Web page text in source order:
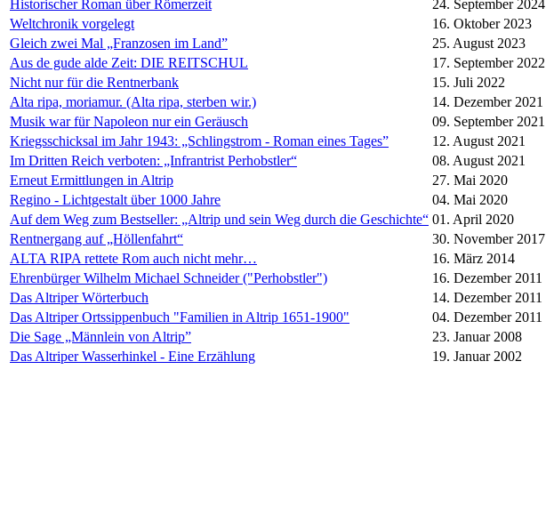
Historischer Roman über Römerzeit
24. September 2024
Weltchronik vorgelegt
16. Oktober 2023
Gleich zwei Mal „Franzosen im Land”
25. August 2023
Aus de gude alde Zeit: DIE REITSCHUL
17. September 2022
Nicht nur für die Rentnerbank
15. Juli 2022
Alta ripa, moriamur. (Alta ripa, sterben wir.)
14. Dezember 2021
Musik war für Napoleon nur ein Geräusch
09. September 2021
Kriegsschicksal im Jahr 1943: „Schlingstrom - Roman eines Tages”
12. August 2021
Im Dritten Reich verboten: „Infrantrist Perhobstler“
08. August 2021
Erneut Ermittlungen in Altrip
27. Mai 2020
Regino - Lichtgestalt über 1000 Jahre
04. Mai 2020
Auf dem Weg zum Bestseller: „Altrip und sein Weg durch die Geschichte“ 01. April 2020
Rentnergang auf „Höllenfahrt“
30. November 2017
ALTA RIPA rettete Rom auch nicht mehr…
16. März 2014
Ehrenbürger Wilhelm Michael Schneider ("Perhobstler")
16. Dezember 2011
Das Altriper Wörterbuch
14. Dezember 2011
Das Altriper Ortssippenbuch "Familien in Altrip 1651-1900"
04. Dezember 2011
Die Sage „Männlein von Altrip”
23. Januar 2008
Das Altriper Wasserhinkel - Eine Erzählung
19. Januar 2002